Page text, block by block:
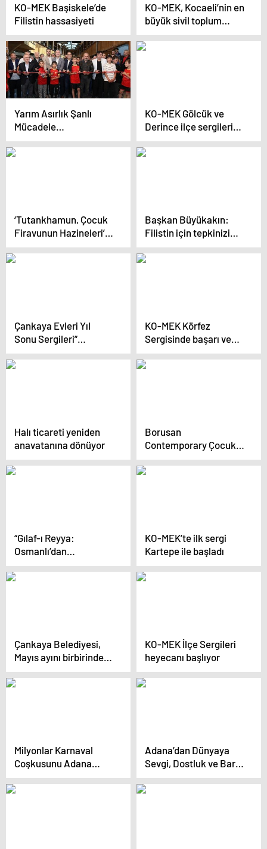
KO-MEK Başiskele’de
Filistin hassasiyeti
KO-MEK, Kocaeli’nin en
büyük sivil toplum
örgütü
Yarım Asırlık Şanlı
Mücadele
“Kurtuluşspor” Sergisi
Açıldı
KO-MEK Gölcük ve
Derince ilçe sergileri
açıldı
‘Tutankhamun, Çocuk
Firavunun Hazineleri’
sergisine
Ankaralılardan büyük
Başkan Büyükakın:
Filistin için tepkinizi
ortaya koyun
Çankaya Evleri Yıl
Sonu Sergileri”
Çankaya Belediye
Başkanı Hüseyin Can
KO-MEK Körfez
Sergisinde başarı ve
azim ön plana çıktı
Halı ticareti yeniden
anavatanına dönüyor
Borusan
Contemporary Çocuk
Atölyeleri mayıs ayında
yeni etkinliklerle
“Gılaf-ı Reyya:
Osmanlı’dan
Günümüze Koku
Şişeleri” sergisi açıldı
KO-MEK’te ilk sergi
Kartepe ile başladı
Çankaya Belediyesi,
Mayıs ayını birbirinden
renkli etkinliklerle
karşılıyor
KO-MEK İlçe Sergileri
heyecanı başlıyor
Milyonlar Karnaval
Coşkusunu Adana
Sokaklarına Yaşadı
Adana’dan Dünyaya
Sevgi, Dostluk ve Barış
Mesajı